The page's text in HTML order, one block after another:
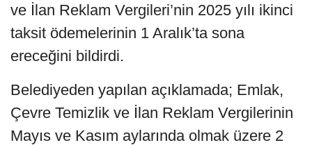
ve İlan Reklam Vergileri’nin 2025 yılı ikinci
taksit ödemelerinin 1 Aralık’ta sona
ereceğini bildirdi.
Belediyeden yapılan açıklamada; Emlak,
Çevre Temizlik ve İlan Reklam Vergilerinin
Mayıs ve Kasım aylarında olmak üzere 2